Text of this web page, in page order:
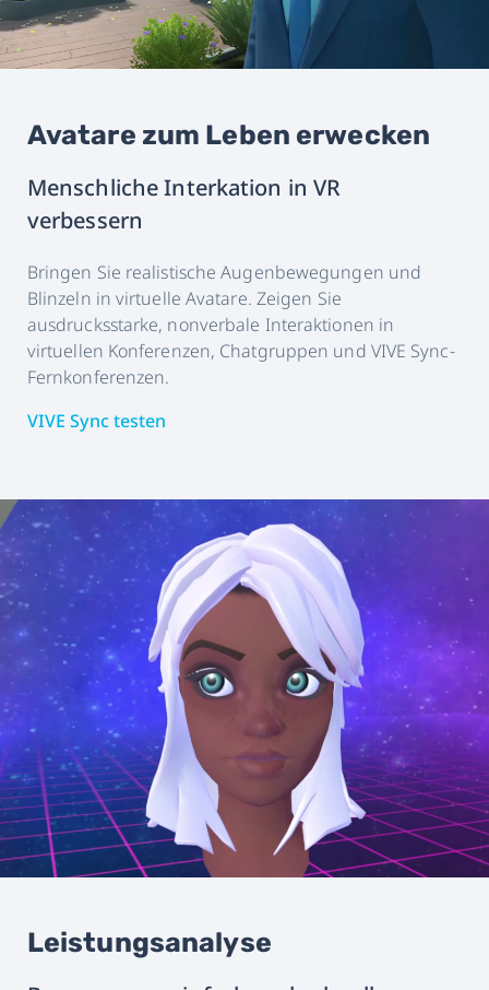
Avatare zum Leben erwecken
Menschliche Interkation in VR
verbessern
Bringen Sie realistische Augenbewegungen und
Blinzeln in virtuelle Avatare. Zeigen Sie
ausdrucksstarke, nonverbale Interaktionen in
virtuellen Konferenzen, Chatgruppen und VIVE Sync-
Fernkonferenzen.
VIVE Sync testen
Leistungsanalyse